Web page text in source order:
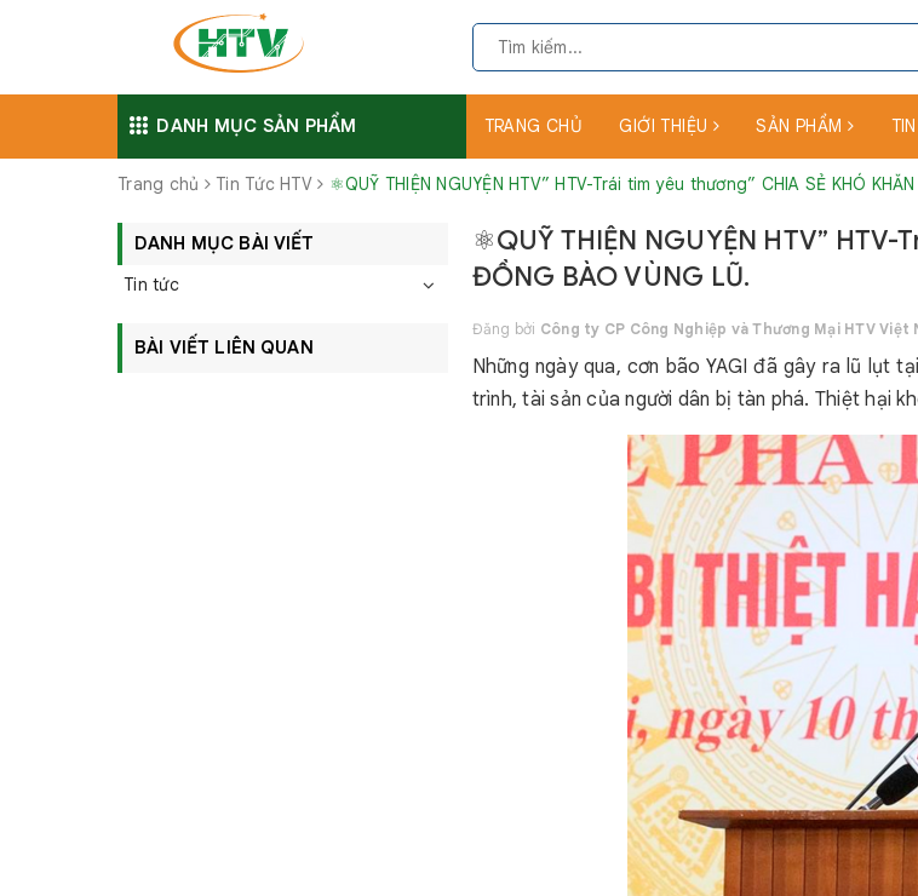
DANH MỤC SẢN PHẨM TRANG CHỦ GIỚI THIỆU SẢN PHẨM
Trang chủ Tin Tức HTV ⚛️QUỸ THIỆN NGUYỆN HTV” HTV-Trái tim yêu thương” CHIA SẺ KHÓ
⚛️QUỸ THIỆN NGUYỆN HTV”
ĐỒNG BÀO VÙNG LŨ.
Đăng bởi Công ty CP Công Nghiệp và Thương Mại HTV Việt
Những ngày qua, cơn bão YAGI đã gây ra lũ lụt
trình, tài sản của người dân bị tàn phá. Thiệt hại
DANH MỤC BÀI VIẾT
Tin tức
BÀI VIẾT LIÊN QUAN